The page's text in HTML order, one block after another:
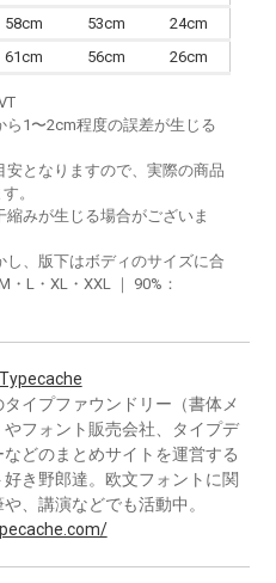
58cm 53cm
24cm
61cm 56cm 26cm
1〜2cm程度の誤差が生じる
となりますので、実際の商品
。
みが生じる場合がございま
、版下はボディのサイズに合
L・XL・XXL ｜ 90%：
Typecache
タイプファウンドリー（書体メ
やフォント販売会社、タイプデ
どのまとめサイトを運営する
好き野郎達。欧文フォントに関
、講演などでも活動中。